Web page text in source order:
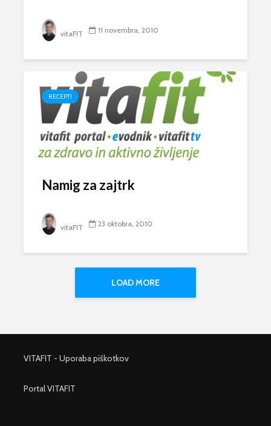
vitaFIT 11 novembra, 2010
RECEPTI
Namig za zajtrk
vitaFIT 23 oktobra, 2010
LOAD MORE
VITAFIT - Uporaba piškotkov
Portal VITAFIT